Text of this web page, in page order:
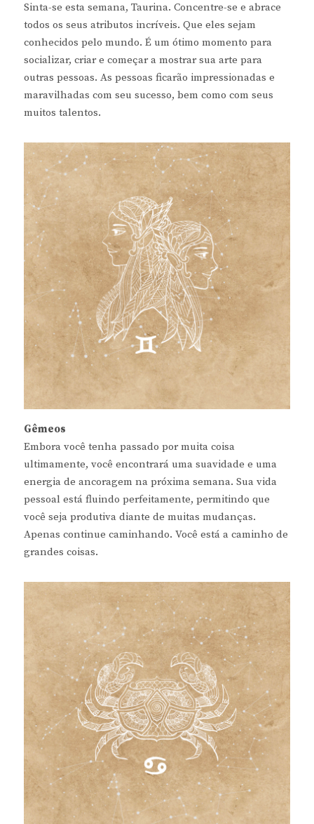
Sinta-se esta semana, Taurina. Concentre-se e abrace
todos os seus atributos incríveis. Que eles sejam
conhecidos pelo mundo. É um ótimo momento para
socializar, criar e começar a mostrar sua arte para
outras pessoas. As pessoas ficarão impressionadas e
maravilhadas com seu sucesso, bem como com seus
muitos talentos.
Gêmeos
Embora você tenha passado por muita coisa
ultimamente, você encontrará uma suavidade e uma
energia de ancoragem na próxima semana. Sua vida
pessoal está fluindo perfeitamente, permitindo que
você seja produtiva diante de muitas mudanças.
Apenas continue caminhando. Você está a caminho de
grandes coisas.